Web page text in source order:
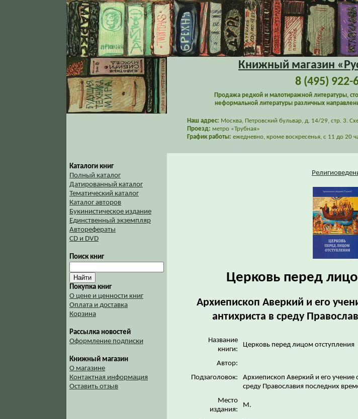
Книжный магазин
8 (495) 922-
Продажа редкой и малотиражной литературы,
неформальной литературы различных
Наш адрес: Москва, Петровский бульвар, д. 14/29, стр. 3.
Проезд: метро «Трубная»
График работы: ежедневно, кроме воскресенья, с 11 до 20
Каталоги книг
Полный каталог
Датированный каталог
Тематический каталог
Каталог авторов
Букинистическое издание
Единственный экземпляр
Авторефераты
CD и DVD
Поиск книг
Покупка книг
О цене и ценности книг
Оплата и доставка
Корзина
Рассылка новостей
Оформление подписки
Книжный магазин
О магазине
Контактная информация
Оставить отзыв
Церковь перед
Архиепископ Аверкий и его
антихриста в среду
Название
книги:
Церковь перед лицом отступления
Автор:
Подзаголовок:
Архиепископ Аверкий и его учение
среду Православия последних
Место
издания:
М.